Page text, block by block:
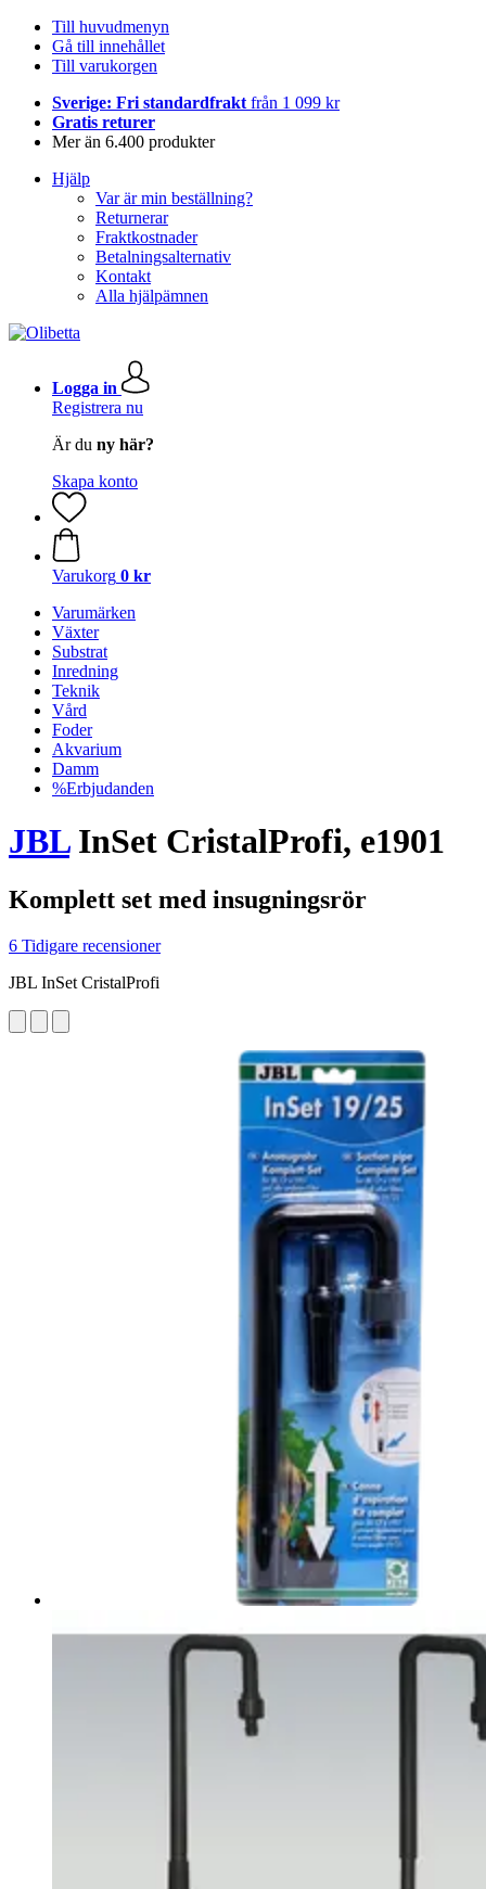
Till huvudmenyn
Gå till innehållet
Till varukorgen
Sverige: Fri standardfrakt från 1 099 kr
Gratis returer
Mer än 6.400 produkter
Hjälp
Var är min beställning?
Returnerar
Fraktkostnader
Betalningsalternativ
Kontakt
Alla hjälpämnen
Logga in
Registrera nu
Är du ny här?
Skapa konto
Varukorg 0 kr
Varumärken
Växter
Substrat
Inredning
Teknik
Vård
Foder
Akvarium
Damm
%Erbjudanden
JBLInSet CristalProfi, e1901
Komplett set med insugningsrör
6 Tidigare recensioner
JBL InSet CristalProfi